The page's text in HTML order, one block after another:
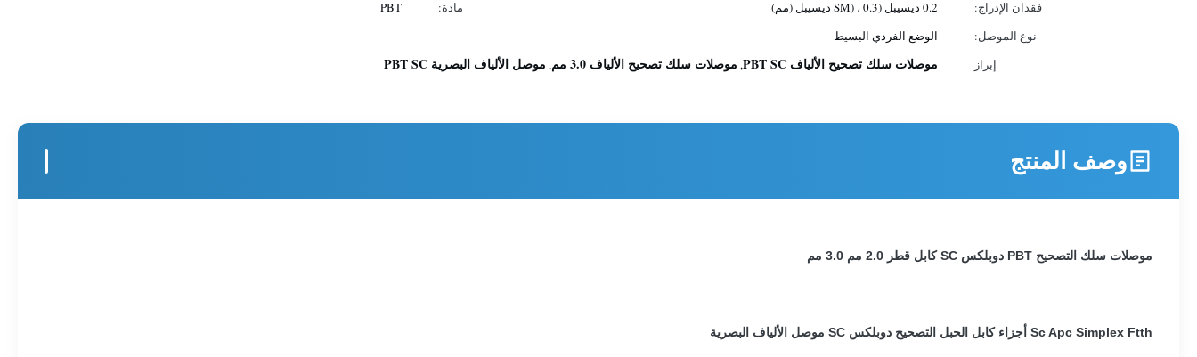
فقدان الإدراج:
0.2 ديسيبل (SM) ، 0.3 ديسيبل (مم) مادة:
PBT
نوع الموصل:
الوضع الفردي البسيط
إبراز
موصلات سلك تصحيح الألياف PBT SC , موصلات سلك تصحيح الألياف 3.0 مم , موصل الألياف البصرية PBT SC
وصف المنتج
موصلات سلك التصحيح PBT دوبلكس SC كابل قطر 2.0 مم 3.0 مم
Sc Apc Simplex Ftth أجزاء كابل الحبل التصحيح دوبلكس SC موصل الألياف البصرية